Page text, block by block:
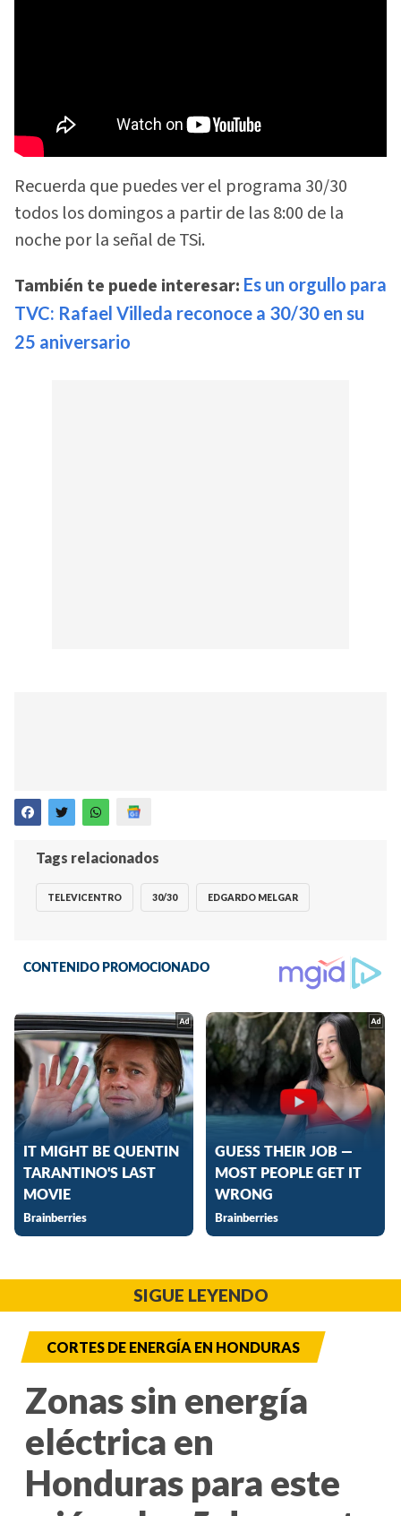
Recuerda que puedes ver el programa 30/30
todos los domingos a partir de las 8:00 de la
noche por la señal de TSi.
También te puede interesar: Es un orgullo para
TVC: Rafael Villeda reconoce a 30/30 en su
25 aniversario
Tags relacionados
TELEVICENTRO 30/30 EDGARDO MELGAR
SIGUE LEYENDO
CORTES DE ENERGÍA EN HONDURAS
Zonas sin energía
eléctrica en
Honduras para este